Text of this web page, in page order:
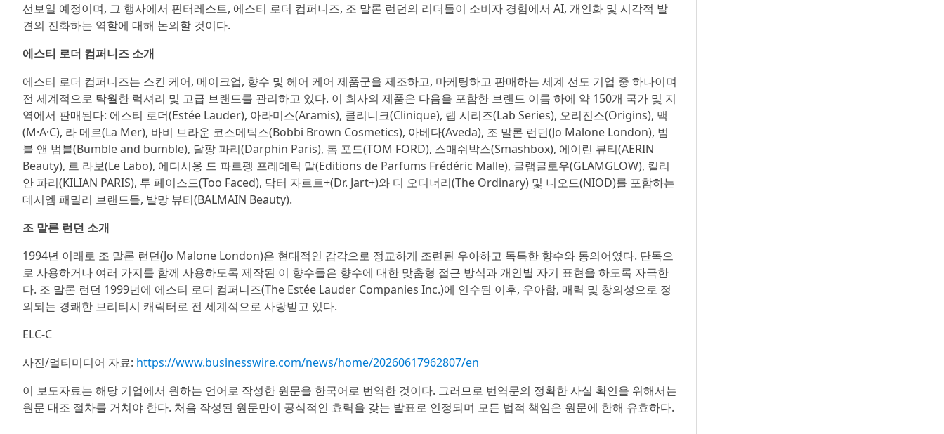
선보일 예정이며, 그 행사에서 핀터레스트, 에스티 로더 컴퍼니즈, 조 말론 런던의 리더들이 소비자 경험에서 AI, 개인화 및 시각적 발
견의 진화하는 역할에 대해 논의할 것이다.
에스티 로더 컴퍼니즈 소개
에스티 로더 컴퍼니즈는 스킨 케어, 메이크업, 향수 및 헤어 케어 제품군을 제조하고, 마케팅하고 판매하는 세계 선도 기업 중 하나이며
전 세계적으로 탁월한 럭셔리 및 고급 브랜드를 관리하고 있다. 이 회사의 제품은 다음을 포함한 브랜드 이름 하에 약 150개 국가 및 지
역에서 판매된다: 에스티 로더(Estée Lauder), 아라미스(Aramis), 클리니크(Clinique), 랩 시리즈(Lab Series), 오리진스(Origins), 맥
(M·A·C), 라 메르(La Mer), 바비 브라운 코스메틱스(Bobbi Brown Cosmetics), 아베다(Aveda), 조 말론 런던(Jo Malone London), 범
블 앤 범블(Bumble and bumble), 달팡 파리(Darphin Paris), 톰 포드(TOM FORD), 스매쉬박스(Smashbox), 에이린 뷰티(AERIN
Beauty), 르 라보(Le Labo), 에디시옹 드 파르펭 프레데릭 말(Editions de Parfums Frédéric Malle), 글램글로우(GLAMGLOW), 킬리
안 파리(KILIAN PARIS), 투 페이스드(Too Faced), 닥터 자르트+(Dr. Jart+)와 디 오디너리(The Ordinary) 및 니오드(NIOD)를 포함하는
데시엠 패밀리 브랜드들, 발망 뷰티(BALMAIN Beauty).
조 말론 런던 소개
1994년 이래로 조 말론 런던(Jo Malone London)은 현대적인 감각으로 정교하게 조련된 우아하고 독특한 향수와 동의어였다. 단독으
로 사용하거나 여러 가지를 함께 사용하도록 제작된 이 향수들은 향수에 대한 맞춤형 접근 방식과 개인별 자기 표현을 하도록 자극한
다. 조 말론 런던 1999년에 에스티 로더 컴퍼니즈(The Estée Lauder Companies Inc.)에 인수된 이후, 우아함, 매력 및 창의성으로 정
의되는 경쾌한 브리티시 캐릭터로 전 세계적으로 사랑받고 있다.
ELC-C
사진/멀티미디어 자료: https://www.businesswire.com/news/home/20260617962807/en
이 보도자료는 해당 기업에서 원하는 언어로 작성한 원문을 한국어로 번역한 것이다. 그러므로 번역문의 정확한 사실 확인을 위해서는
원문 대조 절차를 거쳐야 한다. 처음 작성된 원문만이 공식적인 효력을 갖는 발표로 인정되며 모든 법적 책임은 원문에 한해 유효하다.